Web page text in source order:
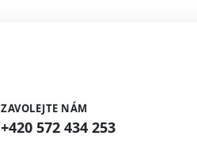
ZAVOLEJTE NÁM
+420 572 434 253